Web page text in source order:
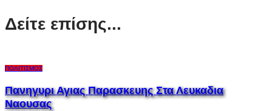
Δείτε επίσης...
ΠΟΛΙΤΙΣΜΌΣ
Πανηγυρι Αγιας Παρασκευης Στα Λευκαδια
Ναουσας